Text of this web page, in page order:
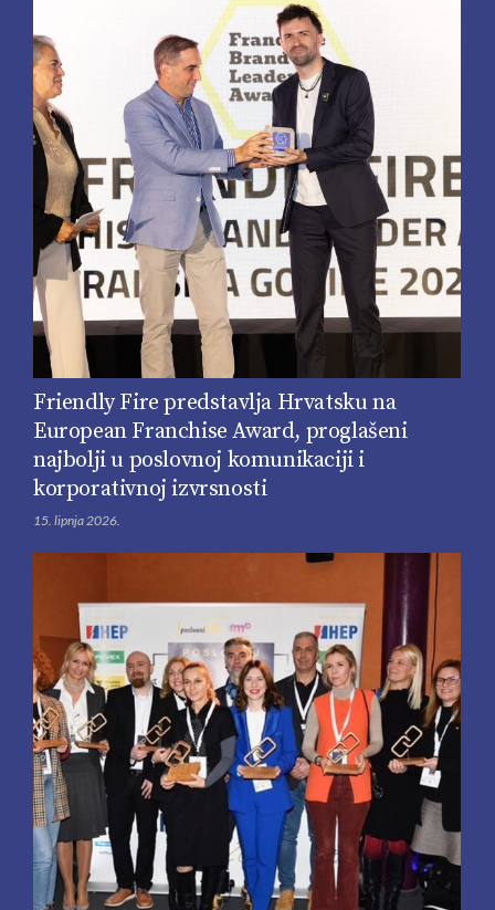
Friendly Fire predstavlja Hrvatsku na
European Franchise Award, proglašeni
najbolji u poslovnoj komunikaciji i
korporativnoj izvrsnosti
15. lipnja 2026.